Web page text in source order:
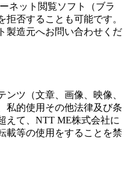
ネット閲覧ソフト（ブラ
拒否することも可能です。
製造元へお問い合わせくだ
ツ（文章、画像、映像、
私的使用その他法律及び条
えて、NTT ME株式会社に
載等の使用をすることを禁